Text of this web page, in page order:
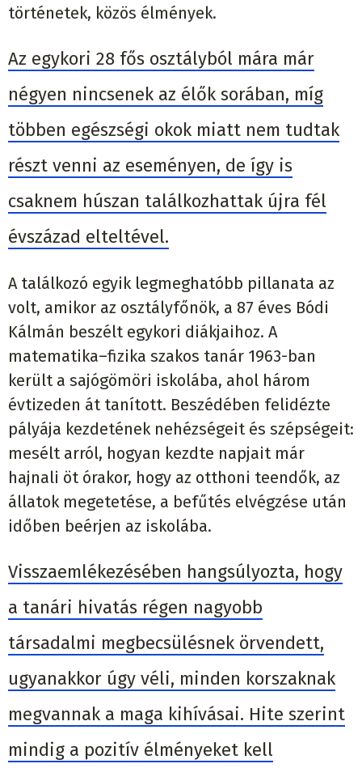
történetek, közös élmények.
Az egykori 28 fős osztályból mára már
négyen nincsenek az élők sorában, míg
többen egészségi okok miatt nem tudtak
részt venni az eseményen, de így is
csaknem húszan találkozhattak újra fél
évszázad elteltével.
A találkozó egyik legmeghatóbb pillanata az
volt, amikor az osztályfőnök, a 87 éves Bódi
Kálmán beszélt egykori diákjaihoz. A
matematika–fizika szakos tanár 1963-ban
került a sajógömöri iskolába, ahol három
évtizeden át tanított. Beszédében felidézte
pályája kezdetének nehézségeit és szépségeit:
mesélt arról, hogyan kezdte napjait már
hajnali öt órakor, hogy az otthoni teendők, az
állatok megetetése, a befűtés elvégzése után
időben beérjen az iskolába.
Visszaemlékezésében hangsúlyozta, hogy
a tanári hivatás régen nagyobb
társadalmi megbecsülésnek örvendett,
ugyanakkor úgy véli, minden korszaknak
megvannak a maga kihívásai. Hite szerint
mindig a pozitív élményeket kell